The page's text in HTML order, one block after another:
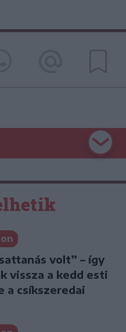
volt” – így
vissza a kedd esti
a csíkszeredai